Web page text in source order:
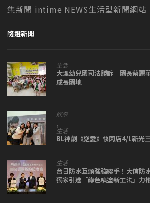
集新聞 intime NEWS生活型新聞網站
隨選新聞
生活
大理幼兒園司法勝訴 園長蔡麗
成長園地
娛樂
,
生活
BL神劇《逆愛》快閃店4/1新光
生活
台日防水巨頭強強聯手！大信防
獨家引進「綠色噴塗新工法」力